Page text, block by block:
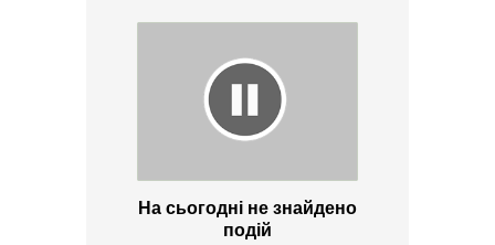
На сьогодні не знайдено
подій